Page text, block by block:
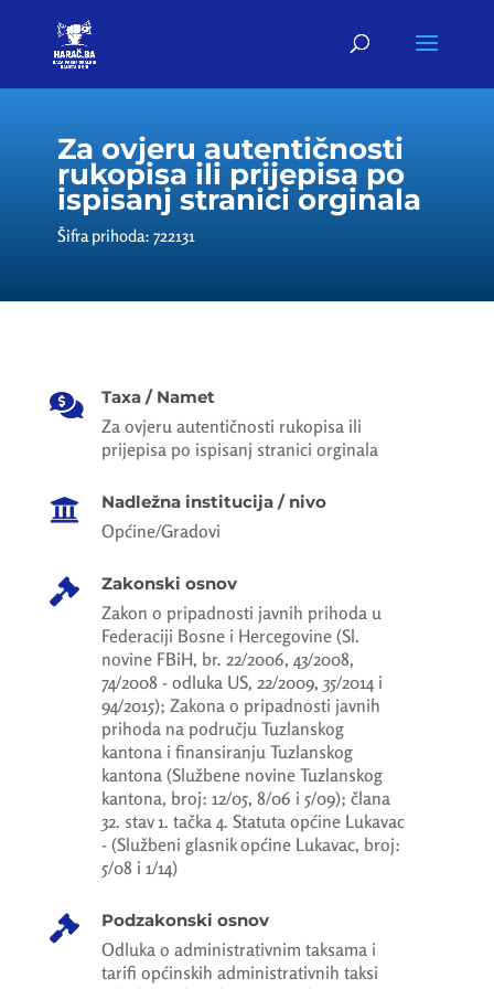
Za ovjeru autentičnosti
rukopisa ili prijepisa po
ispisanj stranici orginala
Šifra prihoda: 722131
 Taxa / Namet
Za ovjeru autentičnosti rukopisa ili
prijepisa po ispisanj stranici orginala
 Nadležna institucija / nivo
Općine/Gradovi
 Zakonski osnov
Zakon o pripadnosti javnih prihoda u
Federaciji Bosne i Hercegovine (Sl.
novine FBiH, br. 22/2006, 43/2008,
74/2008 - odluka US, 22/2009, 35/2014 i
94/2015); Zakona o pripadnosti javnih
prihoda na području Tuzlanskog
kantona i finansiranju Tuzlanskog
kantona (Službene novine Tuzlanskog
kantona, broj: 12/05, 8/06 i 5/09); člana
32. stav 1. tačka 4. Statuta općine Lukavac
- (Službeni glasnik općine Lukavac, broj:
5/08 i 1/14)
 Podzakonski osnov
Odluka o administrativnim taksama i
tarifi općinskih administrativnih taksi